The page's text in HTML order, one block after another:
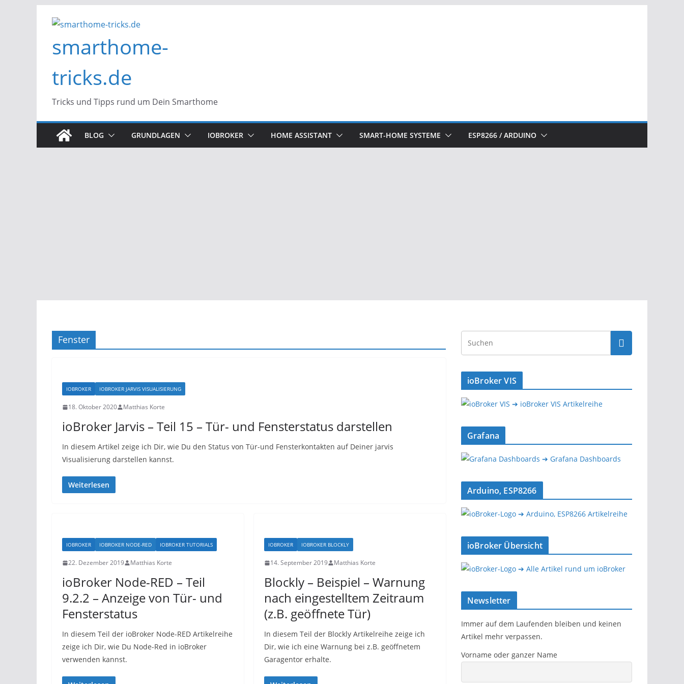
Inhalt
smarthome-
tricks.de
Tricks und Tipps rund um Dein Smarthome
BLOG GRUNDLAGEN IOBROKER HOME ASSISTANT SMART-HOME SYSTEME ESP8266 / ARDUINO
Fenster
IOBROKER IOBROKER JARVIS VISUALISIERUNG
18. Oktober 2020 Matthias Korte
ioBroker Jarvis – Teil 15 – Tür- und Fensterstatus darstellen
In diesem Artikel zeige ich Dir, wie Du den Status von Tür-und Fensterkontakten auf Deiner jarvis
Visualisierung darstellen kannst.
Weiterlesen
IOBROKER IOBROKER NODE-RED IOBROKER TUTORIALS
22. Dezember 2019 Matthias Korte
ioBroker Node-RED – Teil
9.2.2 – Anzeige von Tür- und
Fensterstatus
In diesem Teil der ioBroker Node-RED Artikelreihe
zeige ich Dir, wie Du Node-Red in ioBroker
verwenden kannst.
IOBROKER IOBROKER BLOCKLY
14. September 2019 Matthias Korte
Blockly – Beispiel – Warnung
nach eingestelltem Zeitraum
(z.B. geöffnete Tür)
In diesem Teil der Blockly Artikelreihe zeige ich
Dir, wie ich eine Warnung bei z.B. geöffnetem
Garagentor erhalte.
ioBroker VIS
➔ ioBroker VIS Artikelreihe
Grafana
➔ Grafana Dashboards
Arduino, ESP8266
➔ Arduino, ESP8266 Artikelreihe
ioBroker Übersicht
➔ Alle Artikel rund um ioBroker
Newsletter
Immer auf dem Laufenden bleiben und keinen
Artikel mehr verpassen.
Vorname oder ganzer Name